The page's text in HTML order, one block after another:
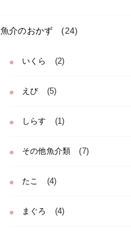
魚介のおかず (24)
いくら (2)
えび (5)
しらす (1)
その他魚介類 (7)
たこ (4)
まぐろ (4)